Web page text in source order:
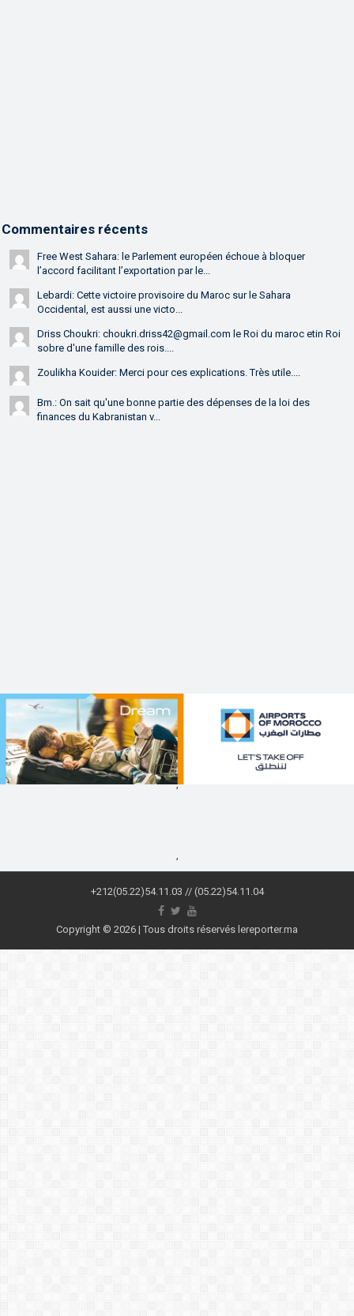
Commentaires récents
Free West Sahara: le Parlement européen échoue à bloquer
l’accord facilitant l’exportation par le...
Lebardi: Cette victoire provisoire du Maroc sur le Sahara
Occidental, est aussi une victo...
Driss Choukri: choukri.driss42@gmail.com le Roi du maroc etin Roi
sobre d'une famille des rois....
Zoulikha Kouider: Merci pour ces explications. Très utile....
Bm.: On sait qu'une bonne partie des dépenses de la loi des
finances du Kabranistan v...
,
,
+212(05.22)54.11.03 // (05.22)54.11.04
Copyright © 2026 | Tous droits réservés lereporter.ma